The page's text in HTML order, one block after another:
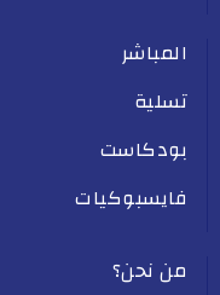
المباشر
تسلية
بودكاست
فايسبوكيات
من نحن؟